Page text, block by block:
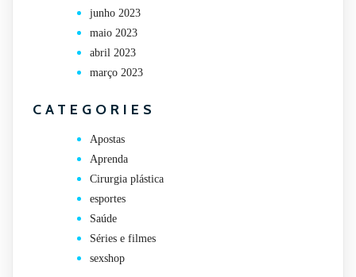
junho 2023
maio 2023
abril 2023
março 2023
CATEGORIES
Apostas
Aprenda
Cirurgia plástica
esportes
Saúde
Séries e filmes
sexshop